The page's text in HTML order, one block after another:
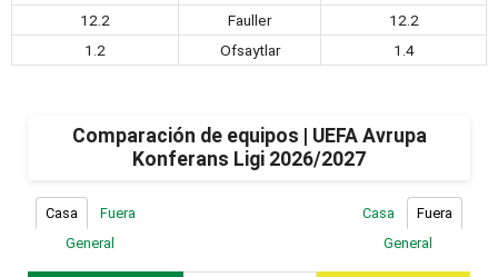
12.2
Fauller
12.2
1.2
Ofsaytlar 1.4
Comparación de equipos | UEFA Avrupa
Konferans Ligi 2026/2027
Casa
Fuera
General
Casa
Fuera
General